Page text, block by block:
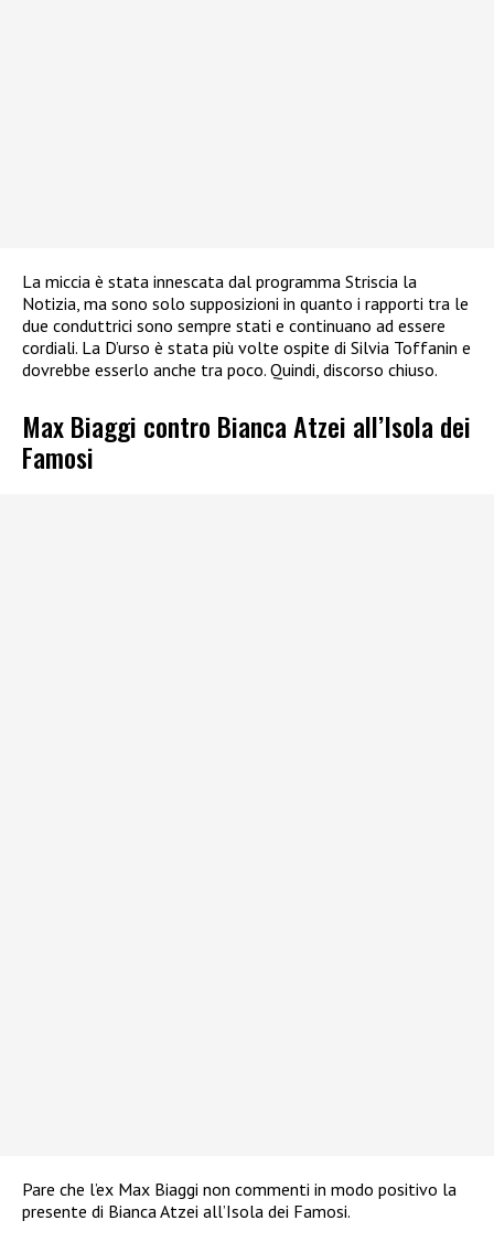
La miccia è stata innescata dal programma Striscia la
Notizia, ma sono solo supposizioni in quanto i rapporti tra le
due conduttrici sono sempre stati e continuano ad essere
cordiali. La D’urso è stata più volte ospite di Silvia Toffanin e
dovrebbe esserlo anche tra poco. Quindi, discorso chiuso.
Max Biaggi contro Bianca Atzei all’Isola dei
Famosi
Pare che l’ex Max Biaggi non commenti in modo positivo la
presente di Bianca Atzei all’Isola dei Famosi.